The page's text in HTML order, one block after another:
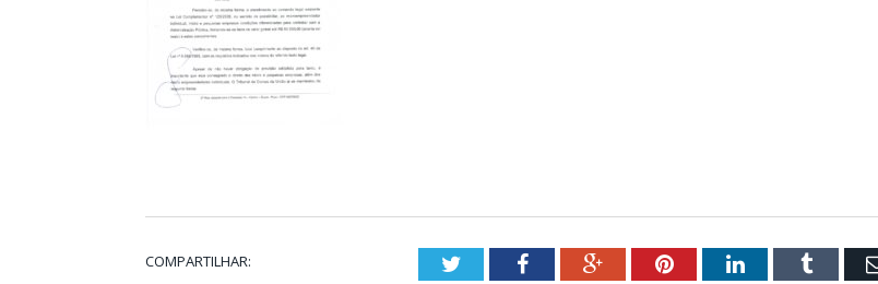
COMPARTILHAR: TwitterFacebookGoogle+PinterestLinkedInTumblr